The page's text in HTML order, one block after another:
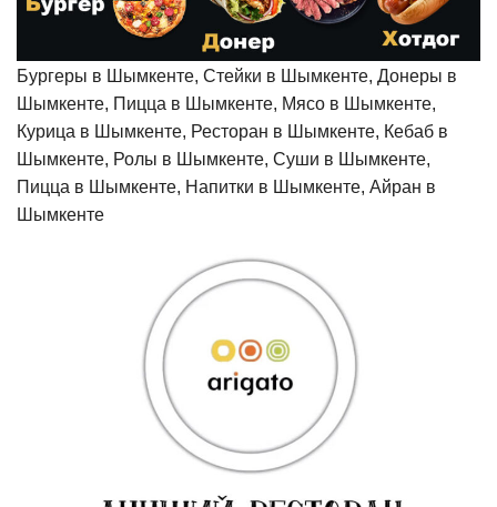
Бургеры в Шымкенте, Стейки в Шымкенте, Донеры в
Шымкенте, Пицца в Шымкенте, Мясо в Шымкенте,
Курица в Шымкенте, Ресторан в Шымкенте, Кебаб в
Шымкенте, Ролы в Шымкенте, Суши в Шымкенте,
Пицца в Шымкенте, Напитки в Шымкенте, Айран в
Шымкенте